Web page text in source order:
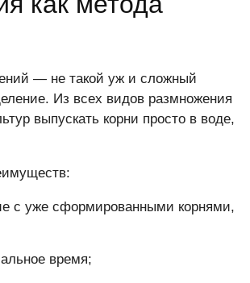
— не такой уж и сложный
Из всех видов размножения
выпускать корни просто в воде,
с уже сформированными корнями,
время;